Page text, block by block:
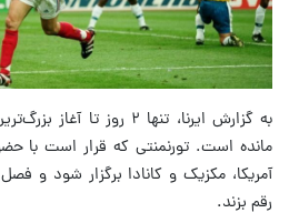
به گزارش ایرنا، تنها ۲
آمریکا، مکزیک و کانادا برگزار شود و
رقم بزند.